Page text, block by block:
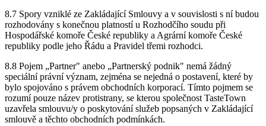
8.7 Spory vzniklé ze Zakládající Smlouvy a v souvislosti s ní budou
rozhodovány s konečnou platností u Rozhodčího soudu při
Hospodářské komoře České republiky a Agrární komoře České
republiky podle jeho Řádu a Pravidel třemi rozhodci.
8.8 Pojem „Partner" anebo „Partnerský podnik" nemá žádný
speciální právní význam, zejména se nejedná o postavení, které by
bylo spojováno s právem obchodních korporací. Tímto pojmem se
rozumí pouze název protistrany, se kterou společnost TasteTown
uzavřela smlouvu/y o poskytování služeb popsaných v Zakládající
smlouvě a těchto obchodních podmínkách.